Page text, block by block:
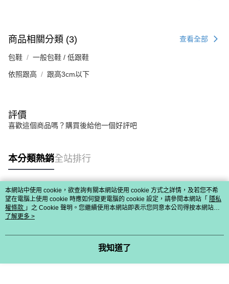
商品相關分類 (3) 查看全部
包鞋 一般包鞋 / 低跟鞋
依照跟高 跟高3cm以下
評價
喜歡這個商品嗎？購買後給他一個好評吧
本分類熱銷全站排行
熱門標籤
本網站中使用 cookie，欲查詢有關本網站使用 cookie 方式之詳情，及若您不希
望在電腦上使用 cookie 時應如何變更電腦的 cookie 設定，請參閱本網站「 隱私
權條款 」之 Cookie 聲明。您繼續使用本網站即表示您同意本公司得按本網站使
用條款之 Cookie 聲明使用 cookie。
了解更多 >
我知道了